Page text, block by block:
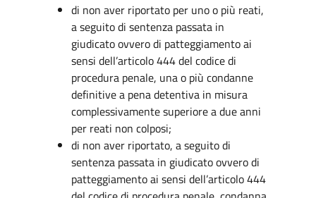
di non aver riportato per uno o più reati,
a seguito di sentenza passata in
giudicato ovvero di patteggiamento ai
sensi dell’articolo 444 del codice di
procedura penale, una o più condanne
definitive a pena detentiva in misura
complessivamente superiore a due anni
per reati non colposi;
di non aver riportato, a seguito di
sentenza passata in giudicato ovvero di
patteggiamento ai sensi dell’articolo 444